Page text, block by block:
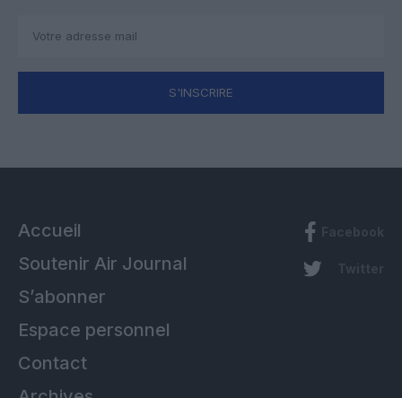
S'INSCRIRE
Accueil
Soutenir Air Journal
S’abonner
Espace personnel
Contact